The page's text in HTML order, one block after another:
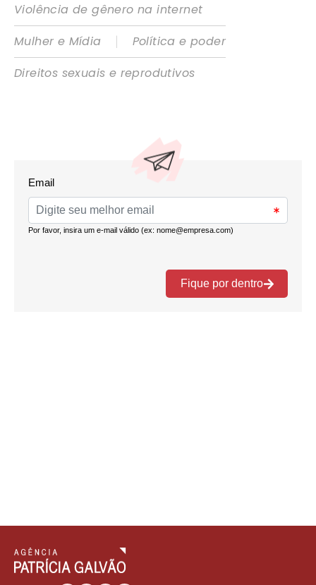
Violência de gênero na internet
Mulher e Mídia
|
Política e poder
Direitos sexuais e reprodutivos